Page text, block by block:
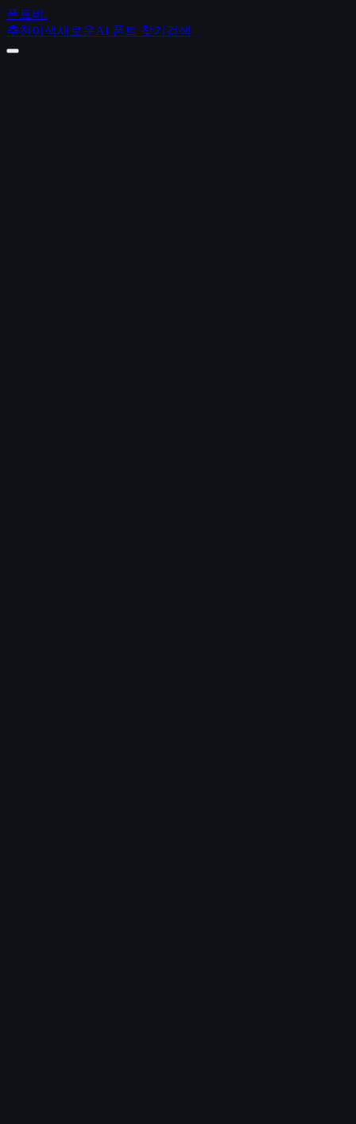
폰트비 .
추천 이색새로운AI 폰트 찾기 검색